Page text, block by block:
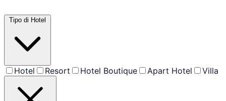
Hotel Resort Hotel Boutique Apart Hotel Villa